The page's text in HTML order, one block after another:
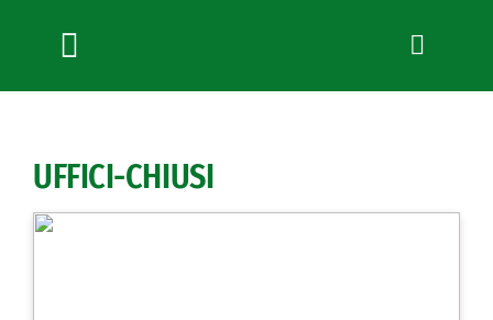
Toggle
Navigation
News
Bandi
UFFICI-CHIUSI